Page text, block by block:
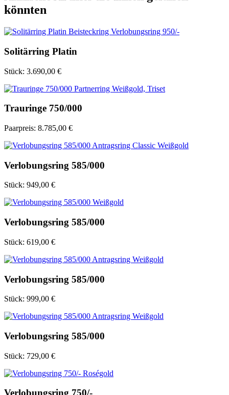
könnten
Solitärring Platin
Stück: 3.690,00 €
Trauringe 750/000
Paarpreis: 8.785,00 €
Verlobungsring 585/000
Stück: 949,00 €
Verlobungsring 585/000
Stück: 619,00 €
Verlobungsring 585/000
Stück: 999,00 €
Verlobungsring 585/000
Stück: 729,00 €